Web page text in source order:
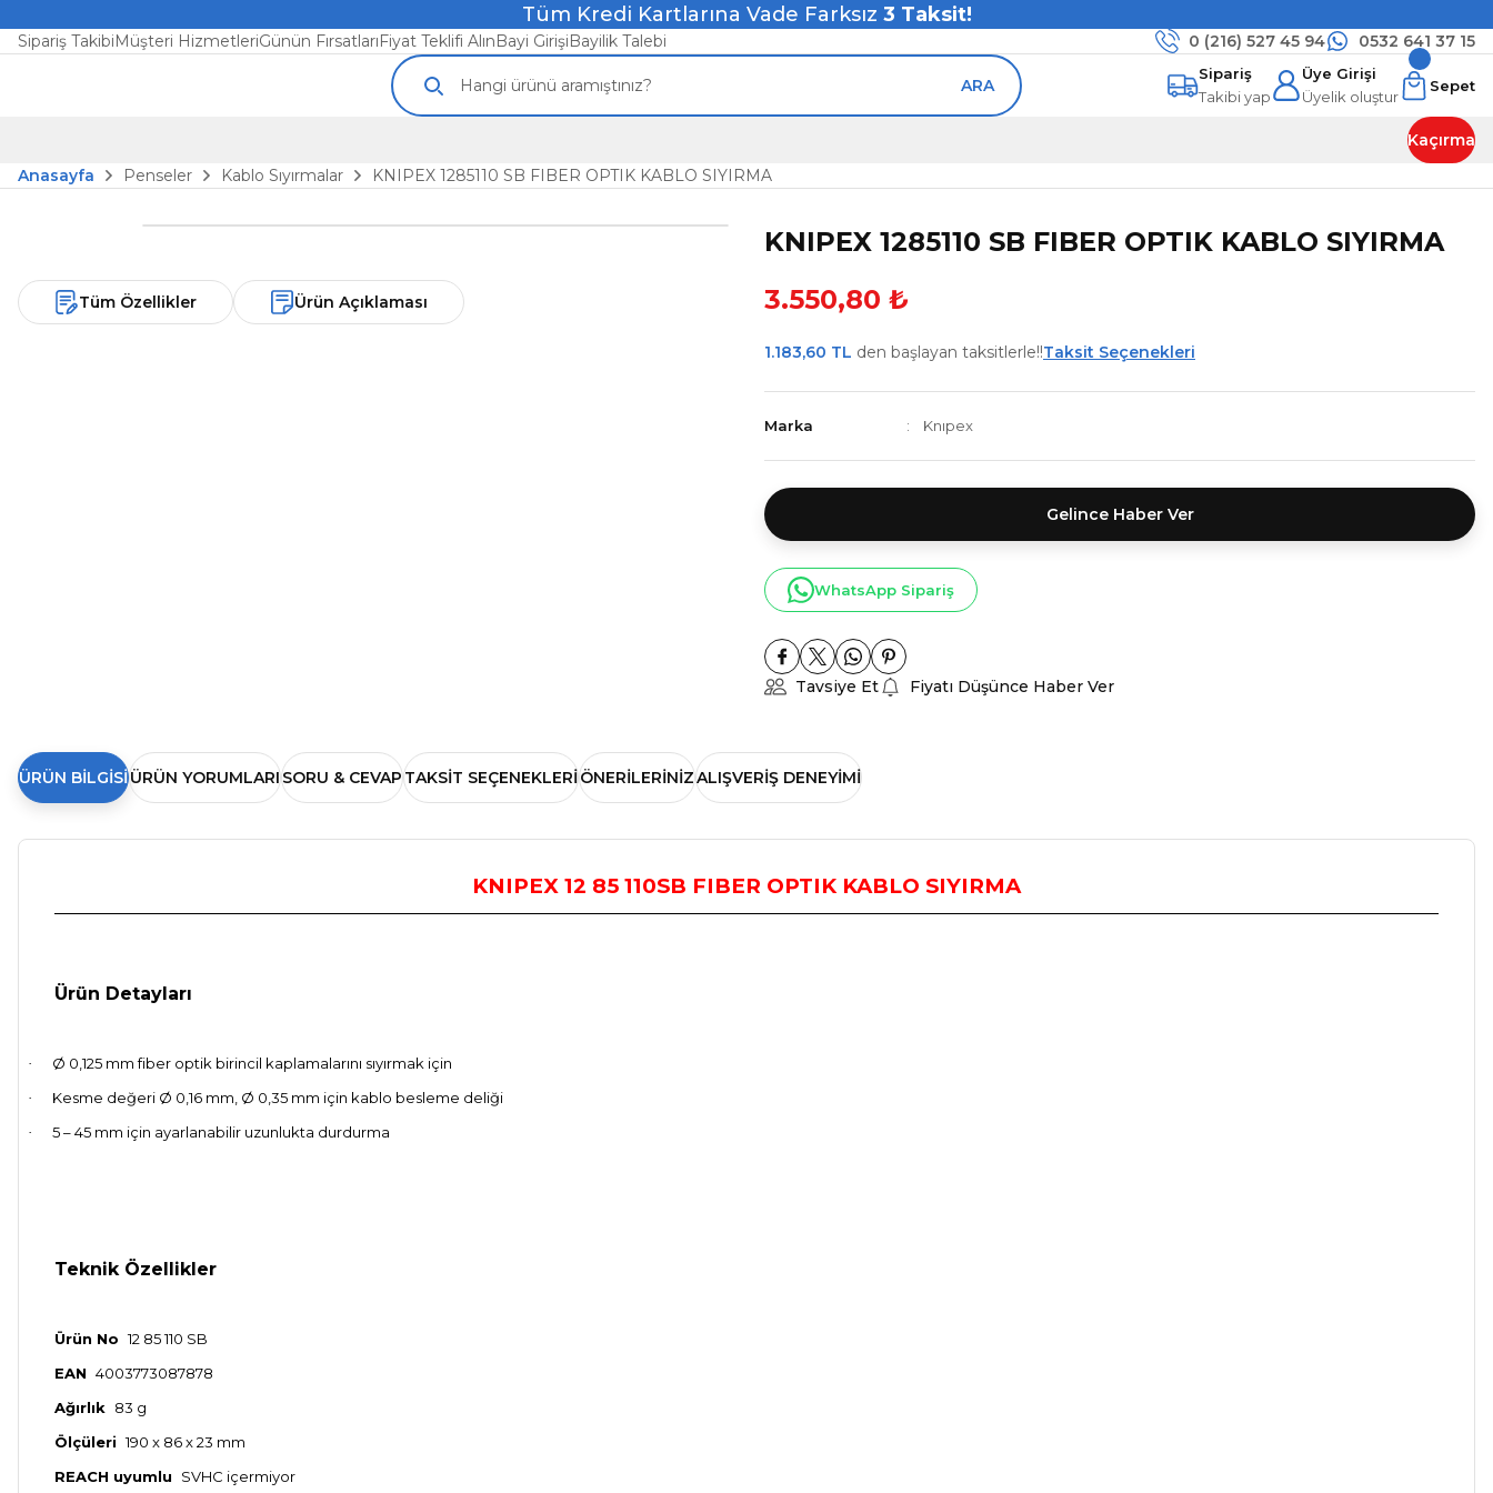
Tüm Kredi Kartlarına Vade Farksız 3 Taksit!
Sipariş TakibiMüşteri HizmetleriGünün FırsatlarıFiyat Teklifi AlınBayi GirişiBayilik Talebi 0 (216) 527 45 94 0532 641 37 15
ARA
Sipariş
Takibi yap
Üye Girişi
Üyelik oluştur
Sepet
Kaçırma
Anasayfa
Penseler Kablo Sıyırmalar KNIPEX 1285110 SB FIBER OPTIK KABLO SIYIRMA
Tüm Özellikler Ürün Açıklaması
KNIPEX 1285110 SB FIBER OPTIK KABLO SIYIRMA
3.550,80 ₺
1.183,60 TL den başlayan taksitlerle!!Taksit Seçenekleri
Marka Knıpex
Gelince Haber Ver
WhatsApp Sipariş
Tavsiye Et Fiyatı Düşünce Haber Ver
ÜRÜN BILGISI ÜRÜN YORUMLARISORU & CEVAPTAKSIT SEÇENEKLERIÖNERILERINIZALIŞVERIŞ DENEYIMI
KNIPEX 12 85 110SB FIBER OPTIK KABLO SIYIRMA
Ürün Detayları
· Ø 0,125 mm fiber optik birincil kaplamalarını sıyırmak için
· Kesme değeri Ø 0,16 mm, Ø 0,35 mm için kablo besleme deliği
· 5 – 45 mm için ayarlanabilir uzunlukta durdurma
Teknik Özellikler
Ürün No 12 85 110 SB
EAN 4003773087878
Ağırlık
83 g
Ölçüleri 190 x 86 x 23 mm
REACH uyumlu
SVHC içermiyor